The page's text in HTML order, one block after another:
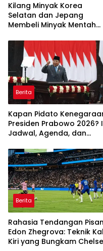
Kilang Minyak Korea
Selatan dan Jepang
Membeli Minyak Mentah
Berita
Kapan Pidato
Presiden Prabowo 2026?
Jadwal, Agenda, dan
Berita
Rahasia Tendangan
Edon Zhegrova: Teknik
Kiri yang Bungkam